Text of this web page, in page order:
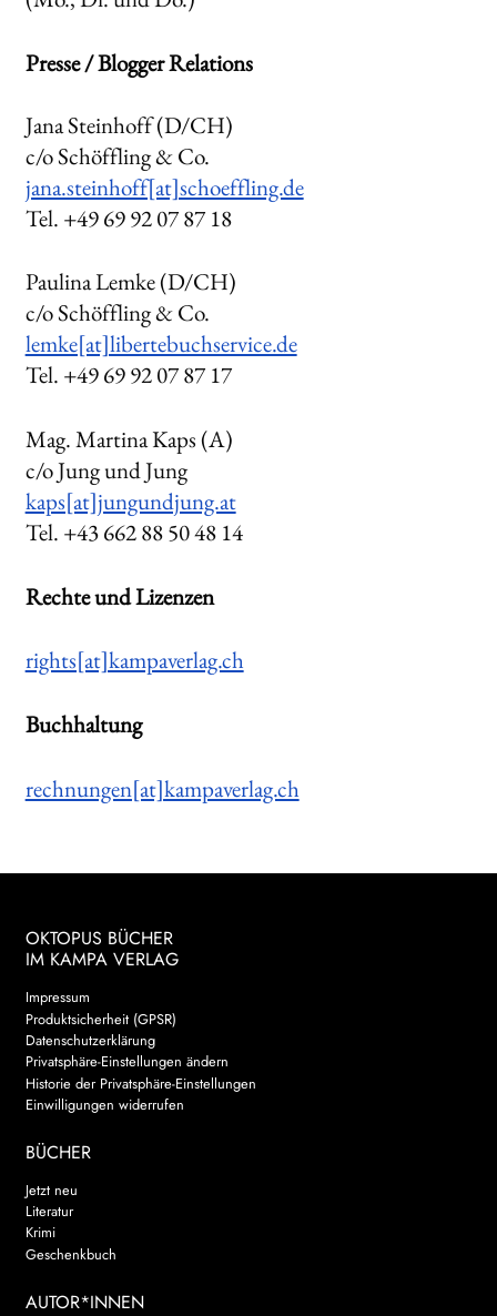
Presse / Blogger Relations
Jana Steinhoff (D/CH)
c/o Schöffling & Co.
jana.steinhoff[at]schoeffling.de
Tel. +49 69 92 07 87 18
Paulina Lemke(D/CH)
c/o Schöffling & Co.
lemke[at]libertebuchservice.de
Tel. +49 6992 07 87 17
Mag. Martina Kaps (A)
c/o Jung und Jung
kaps[at]jungundjung.at
Tel. +43 662 88 50 48 14
Rechte und Lizenzen
rights[at]kampaverlag.ch
Buchhaltung
rechnungen[at]kampaverlag.ch
OKTOPUS BÜCHER
IM KAMPA VERLAG
Impressum
Produktsicherheit (GPSR)
Datenschutzerklärung
Privatsphäre-Einstellungen ändern
Historie der Privatsphäre-Einstellungen
Einwilligungen widerrufen
BÜCHER
Jetzt neu
Literatur
Krimi
Geschenkbuch
AUTOR*INNEN